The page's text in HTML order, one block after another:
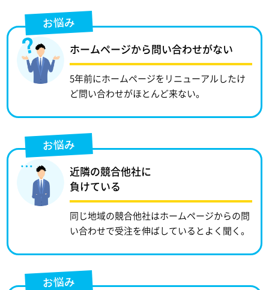
お悩み
ホームページから問い合わせがない
5年前にホームページをリニューアルしたけ
ど問い合わせがほとんど来ない。
お悩み
近隣の競合他社に
負けている
同じ地域の競合他社はホームページからの問
い合わせで受注を伸ばしているとよく聞く。
お悩み